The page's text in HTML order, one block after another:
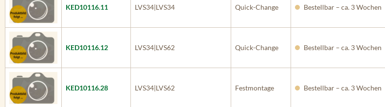
KED10116.11 LVS34|LVS34 Quick-Change Bestellbar – ca. 3 Wochen
KED10116.12 LVS34|LVS62 Quick-Change Bestellbar – ca. 3 Wochen
KED10116.28 LVS34|LVS62 Festmontage Bestellbar – ca. 3 Wochen